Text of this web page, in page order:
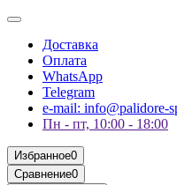
Доставка
Оплата
WhatsApp
Telegram
e-mail: info@palidore-
Пн - пт, 10:00 - 18:00
Избранное0
Сравнение0